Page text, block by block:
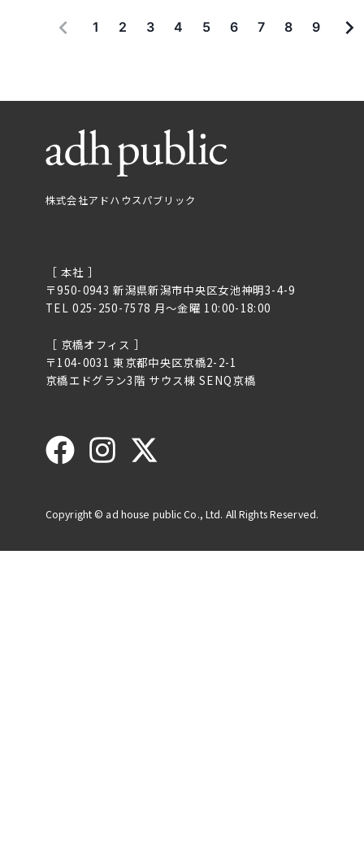
1 2 3 4 5 6 7 8 9
株式会社アドハウスパブリック
［ 本社 ］
〒950-0943 新潟県新潟市中央区女池神明3-4-9
TEL 025-250-7578 月〜金曜 10:00-18:00
［ 京橋オフィス ］
〒104-0031 東京都中央区京橋2-2-1
京橋エドグラン3階 サウス棟 SENQ京橋
Copyright © ad house public Co., Ltd. All Rights Reserved.